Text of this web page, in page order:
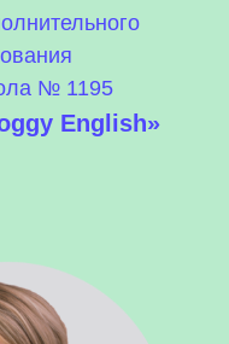
№ 1195
English»